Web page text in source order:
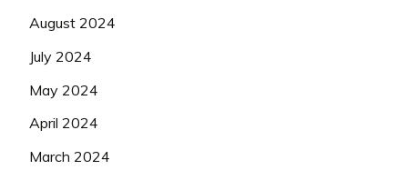
August 2024
July 2024
May 2024
April 2024
March 2024